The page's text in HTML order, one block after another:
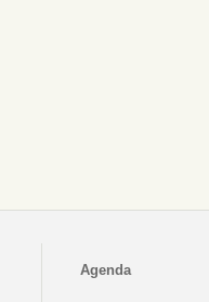
Agenda